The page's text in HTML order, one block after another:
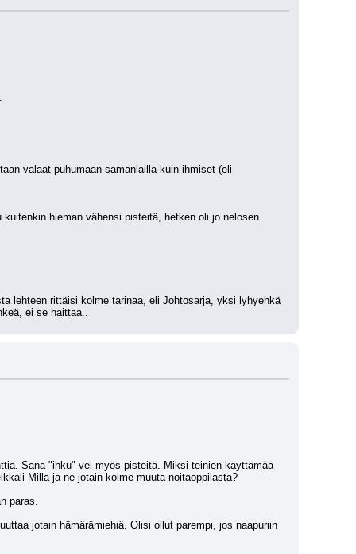
valaat puhumaan samanlailla kuin ihmiset (eli
hieman vähensi pisteitä, hetken oli jo nelosen
lehteen rittäisi kolme tarinaa, eli Johtosarja, yksi lyhyehkä
ei se haittaa..
Sana "ihku" vei myös pisteitä. Miksi teinien käyttämää
Milla ja ne jotain kolme muuta noitaoppilasta?
paras.
jotain hämärämiehiä. Olisi ollut parempi, jos naapuriin